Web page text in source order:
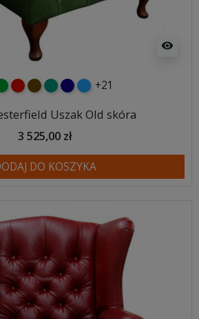
visibility
czerwony
czekoladowy
turkusowy
granatowy
niebieski
+21
Uszak Old skóra
3 525,00 zł
DO KOSZYKA